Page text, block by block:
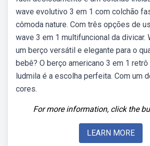
wave evolutivo 3 em 1 com colchão
cômoda nature. Com três opções de
wave 3 em 1 multifuncional da divicar.
um berço versátil e elegante para o
bebê? O berço americano 3 em 1
ludmila é a escolha perfeita. Com um
cores.
For more information, click the
LEARN MORE